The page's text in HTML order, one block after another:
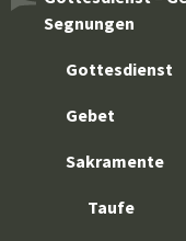
Segnungen
Gottesdienst
Gebet
Sakramente
Taufe